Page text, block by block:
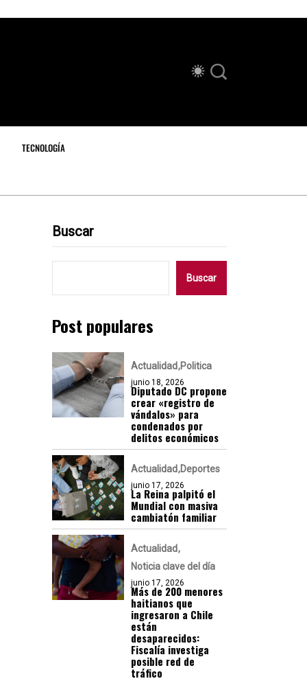
TECNOLOGÍA
Buscar
Buscar
Post populares
Actualidad Politica
junio 18, 2026
Diputado DC propone
crear «registro de
vándalos» para
condenados por
delitos económicos
Actualidad Deportes
junio 17, 2026
La Reina palpitó el
Mundial con masiva
cambiatón familiar
Actualidad
Noticia clave del día
junio 17, 2026
Más de 200 menores
haitianos que
ingresaron a Chile
están
desaparecidos:
Fiscalía investiga
posible red de
tráfico